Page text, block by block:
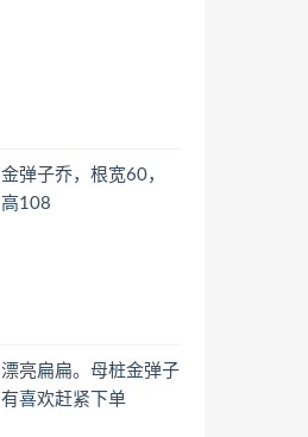
金弹子乔，根宽60，
高108
漂亮扁扁。母桩金弹子
有喜欢赶紧下单